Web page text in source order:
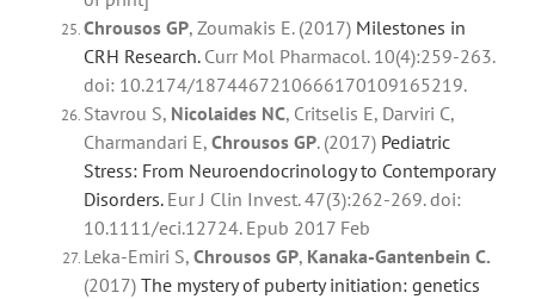
Chrousos GP, Zoumakis E. (2017) Milestones in
CRH Research.Curr Mol Pharmacol. 10(4):259-263.
doi: 10.2174/1874467210666170109165219.
Stavrou S, Nicolaides NC, Critselis E, Darviri C,
Charmandari E, Chrousos GP. (2017) Pediatric
Stress: From Neuroendocrinology to Contemporary
Disorders.Eur J Clin Invest. 47(3):262-269. doi:
10.1111/eci.12724. Epub 2017 Feb
Leka-Emiri S, Chrousos GP, Kanaka-Gantenbein C.
(2017) The mystery of puberty initiation: genetics